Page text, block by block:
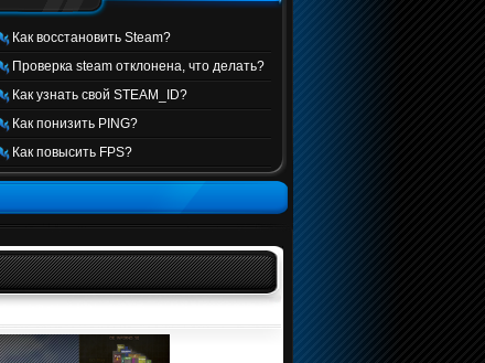
Как восстановить Steam?
Проверка steam отклонена, что делать?
Как узнать свой STEAM_ID?
Как понизить PING?
Как повысить FPS?